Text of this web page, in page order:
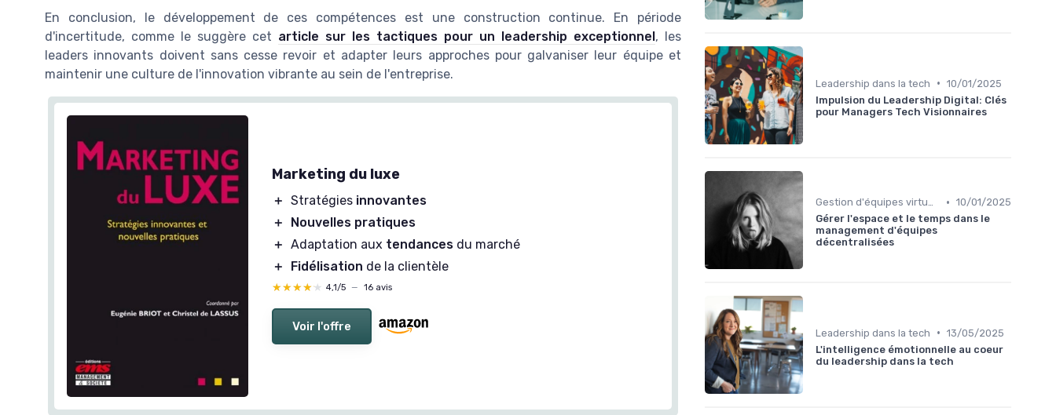
En conclusion, le développement de ces compétences est une construction continue. En période
d'incertitude, comme le suggère cet article sur les tactiques pour un leadership exceptionnel, les
leaders innovants doivent sans cesse revoir et adapter leurs approches pour galvaniser leur équipe et
maintenir une culture de l'innovation vibrante au sein de l'entreprise.
Marketing du luxe
＋ Stratégies innovantes
＋
Nouvelles pratiques
＋ Adaptation aux tendances du marché
＋
Fidélisation de la clientèle
★★★★★
★★★★★ 4,1/5 — 16 avis
Voir l'offre
Leadership dans la tech • 10/01/2025
Impulsion du Leadership Digital: Clés
pour Managers Tech Visionnaires
Gestion d'équipes virtuelles • 10/01/2025
Gérer l'espace et le temps dans le
management d'équipes
décentralisées
Leadership dans la tech • 13/05/2025
L'intelligence émotionnelle au coeur
du leadership dans la tech